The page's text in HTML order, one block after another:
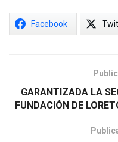
Facebook
GARANTIZADA LA
FUNDACIÓN DE